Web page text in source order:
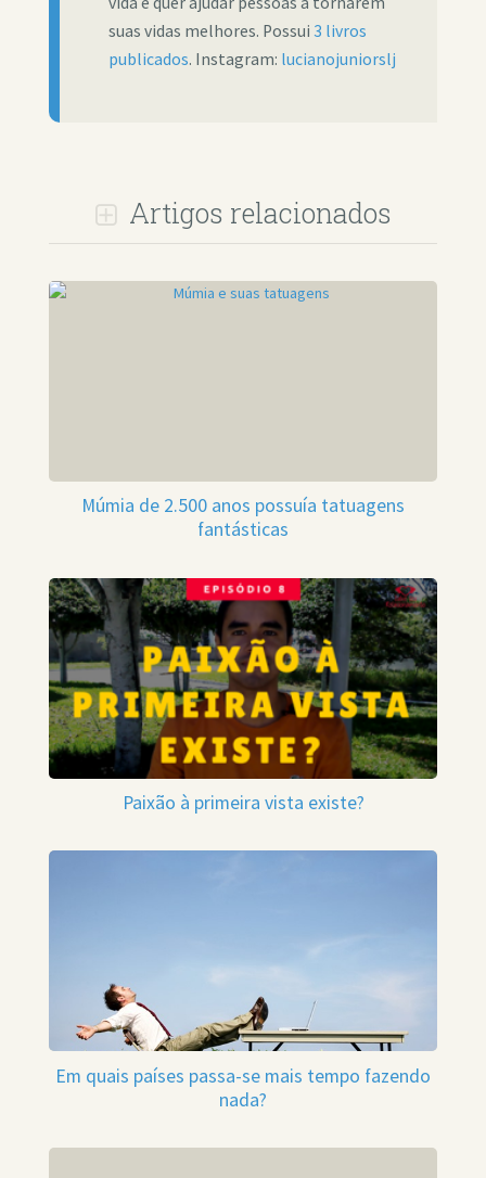
suas vidas melhores. Possui 3 livros
publicados. Instagram: lucianojuniorslj
Artigos relacionados
Múmia de 2.500 anos possuía tatuagens
fantásticas
Paixão à primeira vista existe?
Em quais países passa-se mais tempo fazendo
nada?